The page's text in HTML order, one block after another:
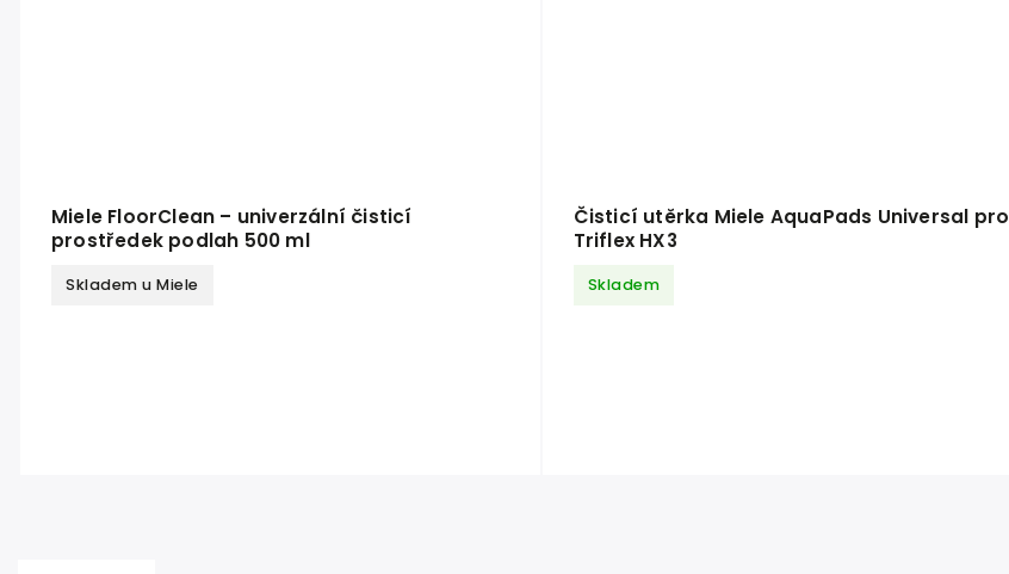
Miele FloorClean – univerzální čisticí
prostředek podlah 500 ml
Skladem u Miele
Čisticí utěrka Miele AquaPads Universal pro
Triflex HX3
Skladem